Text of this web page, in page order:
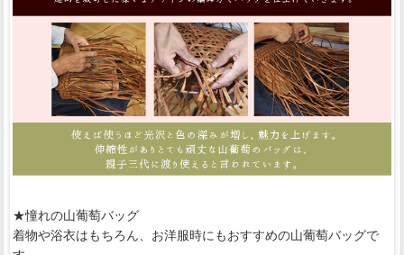
★憧れの山葡萄バッグ
着物や浴衣はもちろん、お洋服時にもおすすめの山葡萄バッグで